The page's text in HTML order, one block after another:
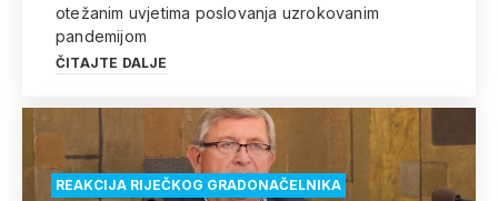
otežanim uvjetima poslovanja uzrokovanim
pandemijom
ČITAJTE DALJE
REAKCIJA RIJEČKOG GRADONAČELNIKA